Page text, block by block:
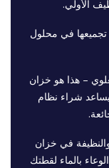
الأولي.
تجميعها في محلول
– هذا هو خزان
شراء نظام
في خزان
بالماء لقطتك